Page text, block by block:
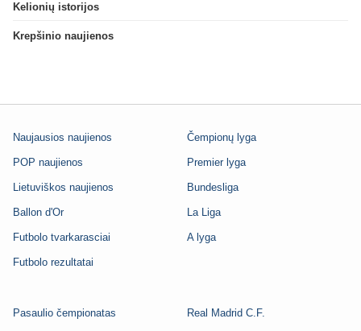
Kelionių istorijos
Krepšinio naujienos
Naujausios naujienos
POP naujienos
Lietuviškos naujienos
Ballon d'Or
Futbolo tvarkarasciai
Futbolo rezultatai
Čempionų lyga
Premier lyga
Bundesliga
La Liga
A lyga
Pasaulio čempionatas Real Madrid C.F.